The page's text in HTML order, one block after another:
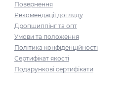
Повернення
Рекомендації догляду
Дропшиппінг та опт
Умови та положення
Політика конфіденційності
Сертифікат якості
Подарункові сертифікати